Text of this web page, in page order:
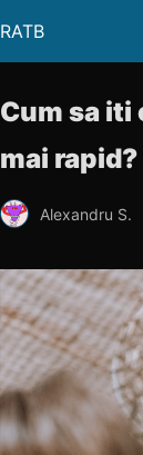
RATB
Cum sa
mai rapid?
Alexandru S.